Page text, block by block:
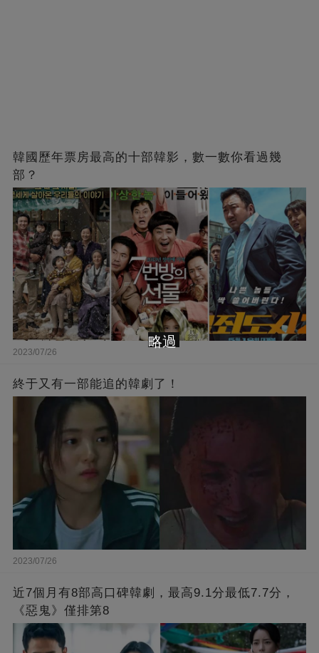
韓國歷年票房最高的十部韓影，數一數你看過幾
部？
2023/07/26
終于又有一部能追的韓劇了！
2023/07/26
近7個月有8部高口碑韓劇，最高9.1分最低7.7分，
《惡鬼》僅排第8
略過